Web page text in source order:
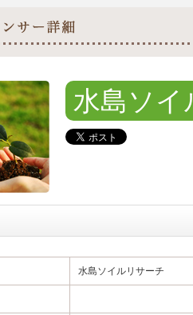
水島ソイ
水島ソイルリサーチ